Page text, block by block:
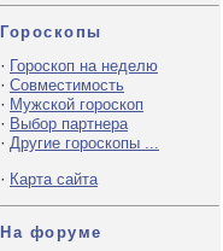
Гороскопы
· Гороскоп на неделю
· Совместимость
· Мужской гороскоп
· Выбор партнера
· Другие гороскопы ...
· Карта сайта
На форуме